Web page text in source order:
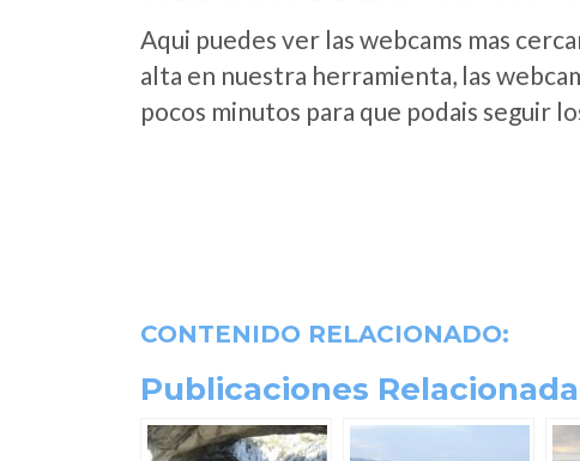
Aqui puedes ver las webcams mas
alta en nuestra herramienta, las
pocos minutos para que podais seguir
CONTENIDO RELACIONADO:
Publicaciones